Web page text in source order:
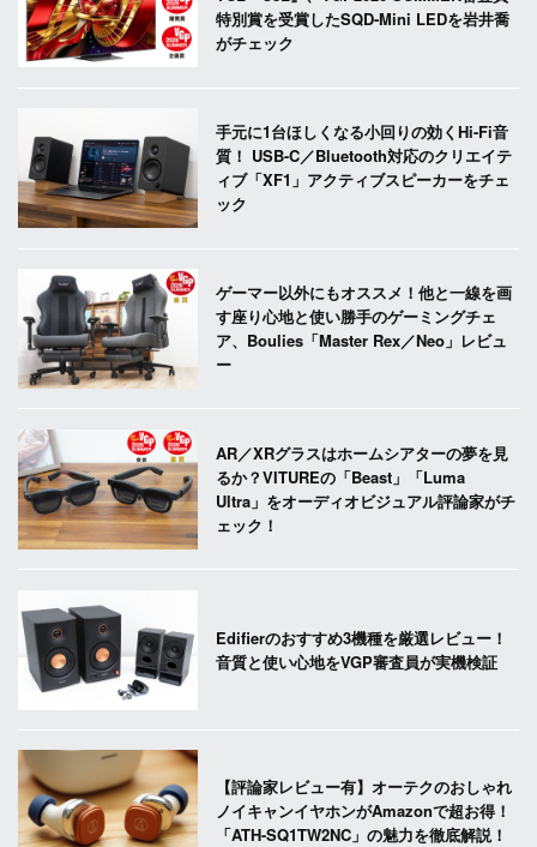
特別賞を受賞したSQD-Mini LEDを岩井喬
がチェック
手元に1台ほしくなる小回りの効くHi-Fi音
質！ USB-C／Bluetooth対応のクリエイテ
ィブ「XF1」アクティブスピーカーをチェ
ック
ゲーマー以外にもオススメ！他と一線を画
す座り心地と使い勝手のゲーミングチェ
ア、Boulies「Master Rex／Neo」レビュ
ー
AR／XRグラスはホームシアターの夢を見
るか？VITUREの「Beast」「Luma
Ultra」をオーディオビジュアル評論家がチ
ェック！
Edifierのおすすめ3機種を厳選レビュー！
音質と使い心地をVGP審査員が実機検証
【評論家レビュー有】オーテクのおしゃれ
ノイキャンイヤホンがAmazonで超お得！
「ATH-SQ1TW2NC」の魅力を徹底解説！